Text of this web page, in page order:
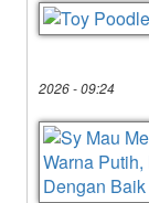
2026 - 09:24